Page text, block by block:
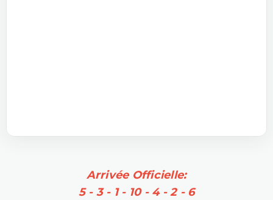
Arrivée Officielle:
5 - 3 - 1 - 10 - 4 - 2 - 6